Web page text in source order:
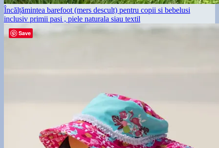
Încălțămintea barefoot (mers descult) pentru copii si bebelusi
inclusiv primii pasi , piele naturala siau textil
Save